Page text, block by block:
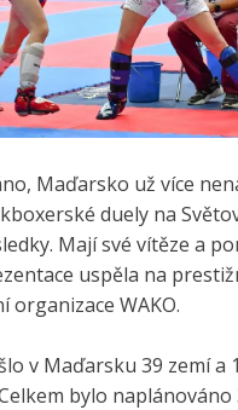
Maďarsko už více
duely na
Mají své vítěze a
uspěla na
organizace WAKO.
v Maďarsku 39 zemí a
bylo naplánováno